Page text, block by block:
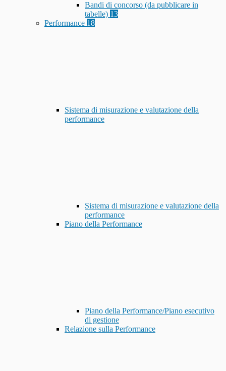
Bandi di concorso (da pubblicare in
tabelle) 13
Performance 18
Sistema di misurazione e valutazione della
performance
Sistema di misurazione e valutazione della
performance
Piano della Performance
Piano della Performance/Piano esecutivo
di gestione
Relazione sulla Performance